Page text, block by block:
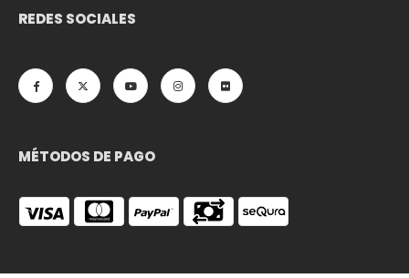
REDES SOCIALES
MÉTODOS DE PAGO